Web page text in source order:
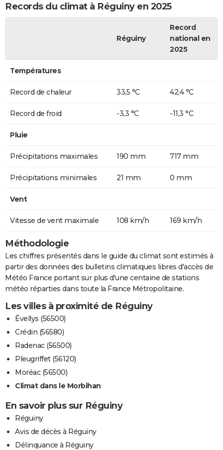
Records du climat à Réguiny en 2025
Réguiny
Record
national en
2025
Températures
Record de chaleur 33,5 °C 42,4 °C
Record de froid -3,3 °C -11,3 °C
Pluie
Précipitations maximales 190 mm 717 mm
Précipitations minimales 21 mm 0 mm
Vent
Vitesse de vent maximale 108 km/h 169 km/h
Méthodologie
Les chiffres présentés dans le guide du climat sont estimés à
partir des données des bulletins climatiques libres d'accès de
Météo France portant sur plus d'une centaine de stations
météo réparties dans toute la France Métropolitaine.
Les villes à proximité de Réguiny
Évellys (56500)
Crédin (56580)
Radenac (56500)
Pleugriffet (56120)
Moréac (56500)
Climat dans le Morbihan
En savoir plus sur Réguiny
Réguiny
Avis de décès à Réguiny
Délinquance à Réguiny